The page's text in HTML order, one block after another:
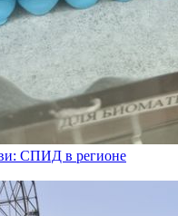
СПИД в регионе